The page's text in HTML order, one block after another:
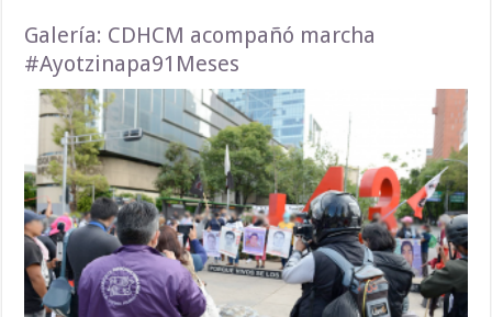
Galería: CDHCM acompañó marcha
#Ayotzinapa91Meses